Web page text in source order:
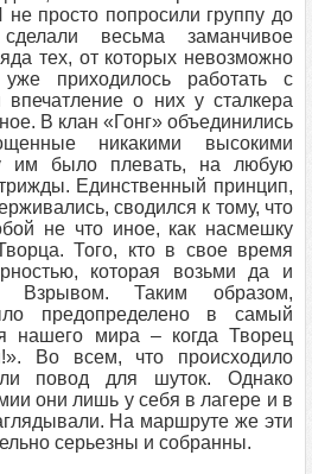
просто попросили группу до
весьма заманчивое
тех, от которых невозможно
уже приходилось работать с
о них у сталкера
В клан «Гонг» объединились
никакими высокими
им было плевать, на любую
Единственный принцип,
сводился к тому, что
не что иное, как насмешку
Того, кто в свое время
которая возьми да и
Взрывом. Таким образом,
предопределено в самый
нашего мира – когда Творец
Во всем, что происходило
повод для шуток. Однако
они лишь у себя в лагере и в
На маршруте же эти
серьезны и собранны.